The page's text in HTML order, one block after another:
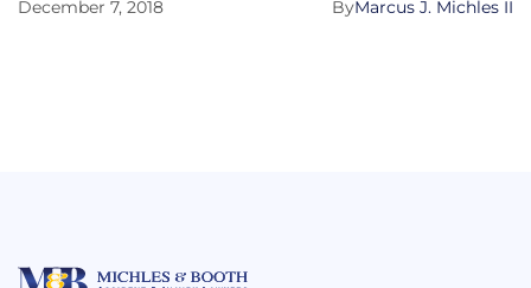
December 7, 2018 Marcus J. Michles II
By